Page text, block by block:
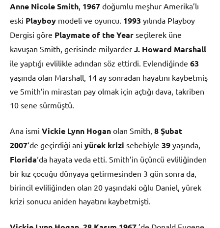
Anne Nicole Smith 1967 doğumlu meşhur Amerika’lı
eski Playboy modeli ve oyuncu. 1993 yılında Playboy
Dergisi göre Playmate of the Year seçilerek üne
kavuşan Smith, gerisinde milyarder J. Howard Marshall
ile yaptığı evlilikle adından söz ettirdi. Evlendiğinde 63
yaşında olan Marshall, 14 ay sonradan hayatını kaybetmiş
ve Smith’in mirastan pay olmak için açtığı dava, takriben
10 sene sürmüştü.
Ana ismi Vickie Lynn Hogan olan Smith, 8 Şubat
2007‘de geçirdiği ani yürek krizi sebebiyle 39 yaşında,
Florida‘da hayata veda etti. Smith’in üçüncü evliliğinden
bir kız çocuğu dünyaya getirmesinden 3 gün sonra da,
birincil evliliğinden olan 20 yaşındaki oğlu Daniel, yürek
krizi sonucu aniden hayatını kaybetmişti.